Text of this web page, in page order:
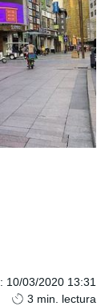
: 10/03/2020 13:31
3 min. lectura